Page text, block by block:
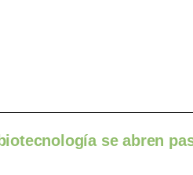
se abren